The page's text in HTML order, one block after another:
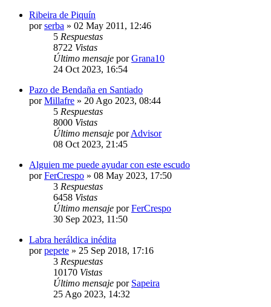
Ribeira de Piquín
porserba » 02 May 2011, 12:46
5 Respuestas
8722 Vistas
Último mensaje porGrana10
24 Oct 2023, 16:54
Pazo de Bendaña en Santiado
porMillafre » 20 Ago 2023, 08:44
5 Respuestas
8000 Vistas
Último mensaje porAdvisor
08 Oct 2023, 21:45
Alguien me puede ayudar con este escudo
porFerCrespo » 08 May 2023, 17:50
3 Respuestas
6458 Vistas
Último mensaje porFerCrespo
30 Sep 2023, 11:50
Labra heráldica inédita
porpepete » 25 Sep 2018, 17:16
3 Respuestas
10170 Vistas
Último mensaje por Sapeira
25 Ago 2023, 14:32